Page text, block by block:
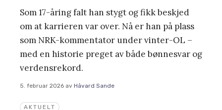
AKTUELT
Som 17-åring falt han stygt og fikk beskjed
om at karrieren var over. Nå er han på plass
som NRK-kommentator under vinter-OL –
med en historie preget av både bønnesvar og
verdensrekord.
5. februar 2026 av Håvard Sande